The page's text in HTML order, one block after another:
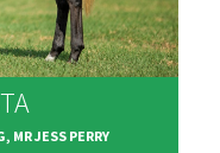
MR JESS PERRY